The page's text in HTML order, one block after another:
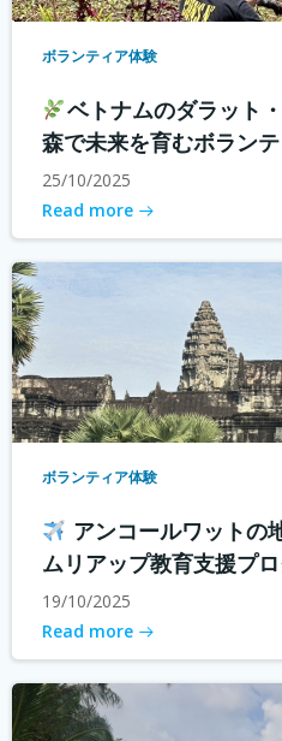
ボランティア体験
ベトナムのダラット
森で未来を育むボラン
25/10/2025
Read more
ボランティア体験
アンコールワットの
ムリアップ教育支援プ
19/10/2025
Read more